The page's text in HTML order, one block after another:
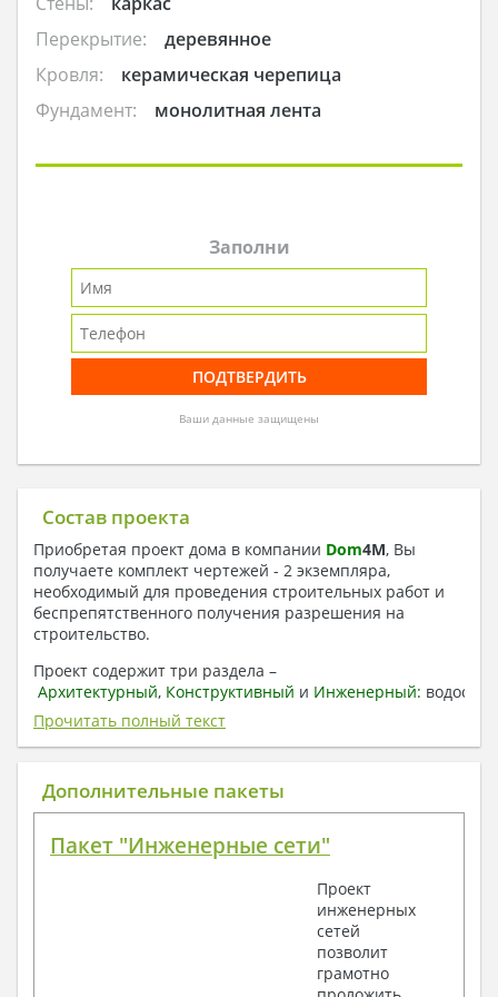
Перекрытие:
деревянное
Кровля:
керамическая черепица
Фундамент:
монолитная лента
Заполни
Ваши данные защищены
Состав проекта
Приобретая проект дома в компании Dom4M, Вы
получаете комплект чертежей - 2 экземпляра,
необходимый для проведения строительных работ и
беспрепятственного получения разрешения на
строительство.
Проект содержит три раздела –
Архитектурный, Конструктивный и Инженерный:
отопление, вентиляция, канализация,
электроснабжение (приобретается за дополнительную
плату) + Пояснительная записка.
1. Архитектурный раздел:
План координационных осей
Поэтажные маркировочные планы с
Разрезы и состав конструкций
Фасады с ведомостью внешних отделок
Прочитать полный текст
Дополнительные пакеты
Пакет "Инженерные сети"
Проект
инженерных
сетей
позволит
грамотно